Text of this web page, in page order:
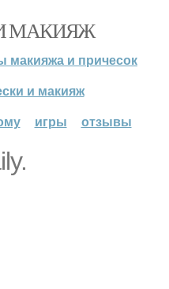
МАКИЯЖ
макияжа и причесок
и макияж
игры отзывы